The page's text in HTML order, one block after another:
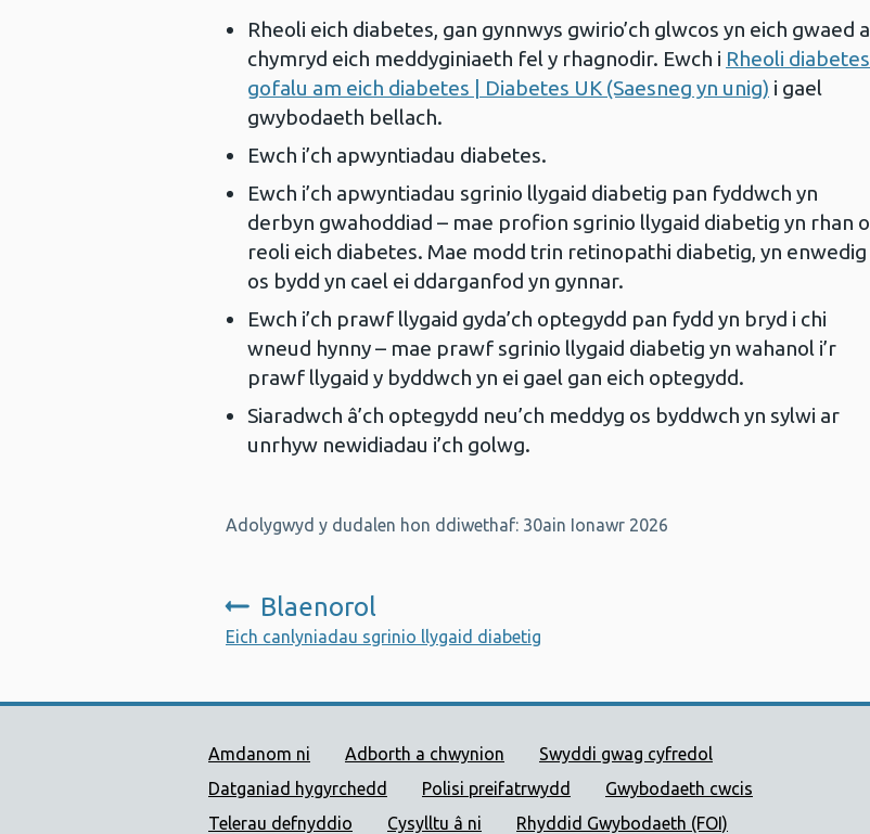
Rheoli eich diabetes, gan gynnwys gwirio’ch glwcos yn eich gwaed a
chymryd eich meddyginiaeth fel y rhagnodir. Ewch i Rheoli diabetes |
gofalu am eich diabetes | Diabetes UK (Saesneg yn unig) i gael
gwybodaeth bellach.
Ewch i’ch apwyntiadau diabetes.
Ewch i’ch apwyntiadau sgrinio llygaid diabetig pan fyddwch yn
derbyn gwahoddiad – mae profion sgrinio llygaid diabetig yn rhan o
reoli eich diabetes. Mae modd trin retinopathi diabetig, yn enwedig
os bydd yn cael ei ddarganfod yn gynnar.
Ewch i’ch prawf llygaid gyda’ch optegydd pan fydd yn bryd i chi
wneud hynny – mae prawf sgrinio llygaid diabetig yn wahanol i’r
prawf llygaid y byddwch yn ei gael gan eich optegydd.
Siaradwch â’ch optegydd neu’ch meddyg os byddwch yn sylwi ar
unrhyw newidiadau i’ch golwg.
Adolygwyd y dudalen hon ddiwethaf: 30ain Ionawr 2026
Blaenorol
:
Eich canlyniadau sgrinio llygaid diabetig
Dolenni Cymorth Iechyd Cyhoeddus Cymru
Amdanom ni Adborth a chwynion
Swyddi gwag cyfredol
Datganiad hygyrchedd
Polisi preifatrwydd
Gwybodaeth cwcis
Telerau defnyddio
Cysylltu â ni Rhyddid Gwybodaeth (FOI)